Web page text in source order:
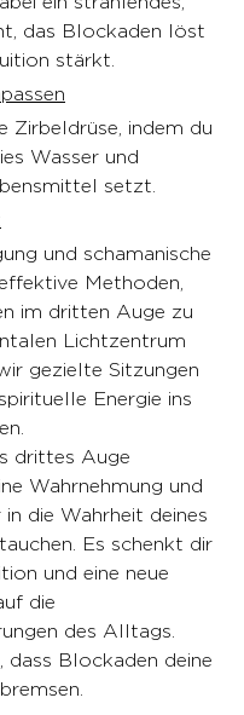
das Blockaden löst
stärkt.
Zirbeldrüse, indem du
Wasser und
setzt.
und schamanische
Methoden,
im dritten Auge zu
Lichtzentrum
gezielte Sitzungen
Energie ins
drittes Auge
Wahrnehmung und
die Wahrheit deines
Es schenkt dir
und eine neue
die
des Alltags.
dass Blockaden deine